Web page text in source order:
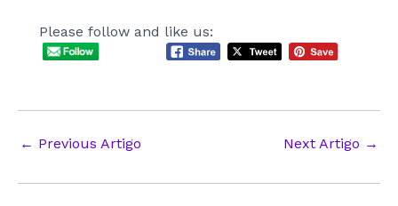
Please follow and like us:
Post
← Previous Artigo Next Artigo →